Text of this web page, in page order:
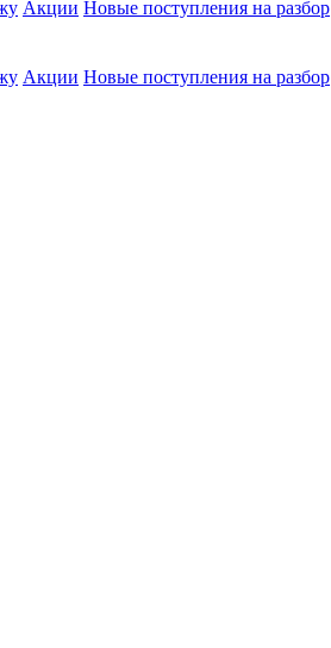
Акции Новые поступления на разбор
Акции Новые поступления на разбор